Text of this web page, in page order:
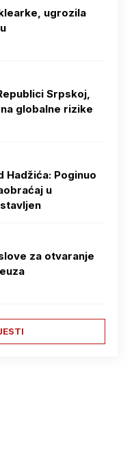
ugrozila
Srpskoj,
globalne rizike
Hadžića: Poginuo
u
za otvaranje